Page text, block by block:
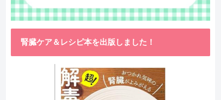
腎臓ケア＆レシピ本を出版しました！